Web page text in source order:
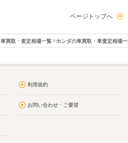
ページトップへ
車買取・査定相場一覧 ホンダの車買取・車査定相場
利用規約
お問い合わせ・ご要望